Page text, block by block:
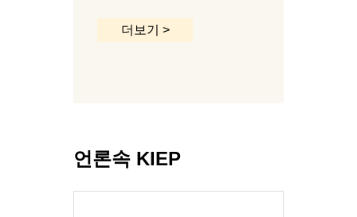
더보기 >
언론속 KIEP